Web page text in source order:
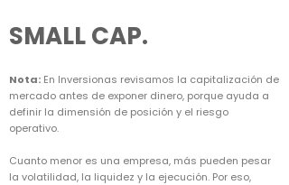
SMALL CAP.
Nota: En Inversionas revisamos la capitalización de
mercado antes de exponer dinero, porque ayuda a
definir la dimensión de posición y el riesgo
operativo.
Cuanto menor es una empresa, más pueden pesar
la volatilidad, la liquidez y la ejecución. Por eso,